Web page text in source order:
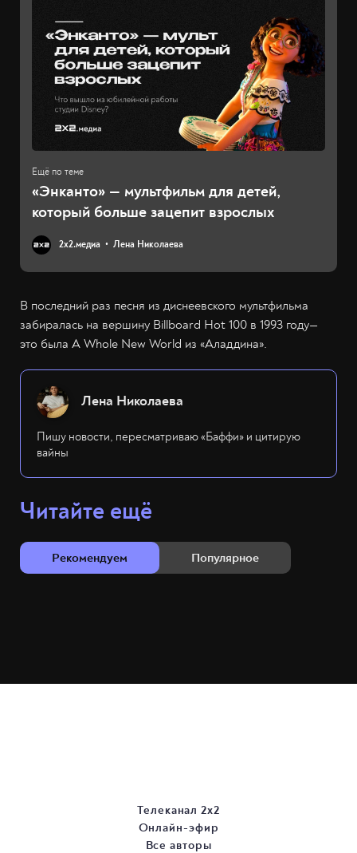
«Энканто» — мультфильм для детей,
который больше зацепит взрослых
2х2.медиа Лена Николаева
В последний раз песня из диснеевского мультфильма
забиралась на вершину Billboard Hot 100 в 1993 году—
это была A Whole New World из «Аладдина».
Лена Николаева
Пишу новости, пересматриваю «Баффи» и цитирую
вайны
Читайте ещё
Рекомендуем Популярное
Телеканал 2х2
Онлайн-эфир
Все авторы